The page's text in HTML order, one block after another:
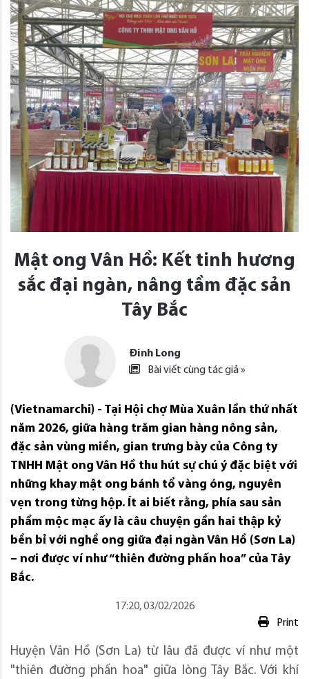
Mật ong Vân Hồ: Kết tinh hương
sắc đại ngàn, nâng tầm đặc sản
Tây Bắc
Đinh Long
Bài viết cùng tác giả »
(Vietnamarchi) - Tại Hội chợ Mùa Xuân lần thứ nhất
năm 2026, giữa hàng trăm gian hàng nông sản,
đặc sản vùng miền, gian trưng bày của Công ty
TNHH Mật ong Vân Hồ thu hút sự chú ý đặc biệt với
những khay mật ong bánh tổ vàng óng, nguyên
vẹn trong từng hộp. Ít ai biết rằng, phía sau sản
phẩm mộc mạc ấy là câu chuyện gần hai thập kỷ
bền bỉ với nghề ong giữa đại ngàn Vân Hồ (Sơn La)
– nơi được ví như “thiên đường phấn hoa” của Tây
Bắc.
17:20, 03/02/2026
Print
Huyện Vân Hồ (Sơn La) từ lâu đã được ví như một
"thiên đường phấn hoa" giữa lòng Tây Bắc. Với khí